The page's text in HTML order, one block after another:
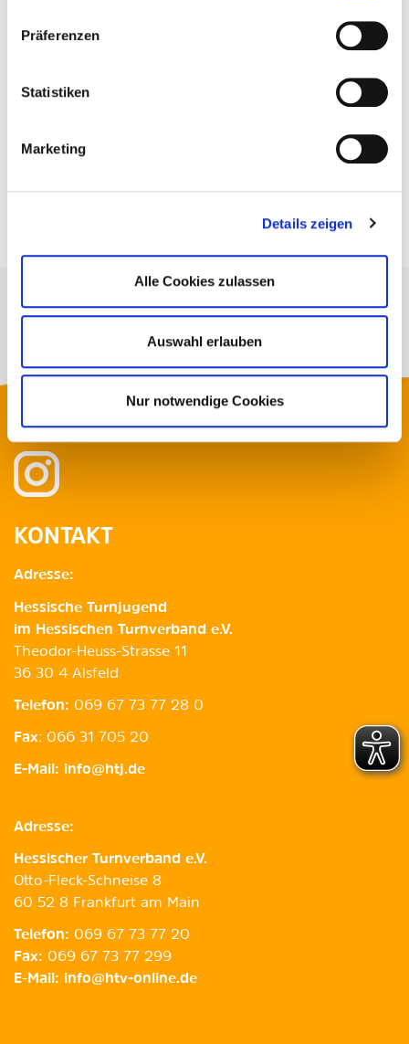
Präferenzen
Statistiken
Marketing
Details zeigen
Alle Cookies zulassen
Auswahl erlauben
Nur notwendige Cookies
Ohne sie wäre die Veranstaltung nicht
findet 2027 in Fulda statt.
FOLGE UNS
KONTAKT
Adresse:
Hessische Turnjugend
im Hessischen Turnverband e.V.
Theodor-Heuss-Strasse 11
36 30 4 Alsfeld
Telefon: 069 67 73 77 28 0
Fax: 066 31 705 20
E-Mail: info@htj.de
Adresse:
Hessischer Turnverband e.V.
Otto-Fleck-Schneise 8
60 52 8 Frankfurt am Main
Telefon: 069 67 73 77 20
Fax: 069 67 73 77 299
E-Mail: info@htv-online.de